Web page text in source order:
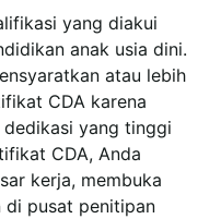
yang diakui
anak usia dini.
atau lebih
CDA karena
yang tinggi
CDA, Anda
kerja, membuka
di pusat penitipan